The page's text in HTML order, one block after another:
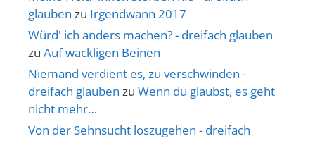
glauben zu Irgendwann 2017
Würd' ich anders machen? - dreifach glauben
zu Auf wackligen Beinen
Niemand verdient es, zu verschwinden -
dreifach glauben zu Wenn du glaubst, es geht
nicht mehr…
Von der Sehnsucht loszugehen - dreifach